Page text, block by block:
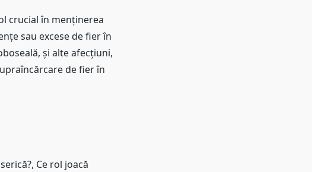
crucial în menținerea
sau excese de fier în
și alte afecțiuni,
de fier în
Ce rol joacă